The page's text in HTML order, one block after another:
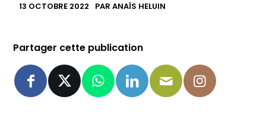
13 OCTOBRE 2022 PARANAÏS HELUIN
Partager cette publication